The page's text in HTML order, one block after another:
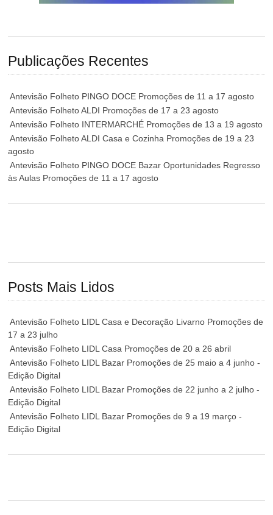
Publicações Recentes
Antevisão Folheto PINGO DOCE Promoções de 11 a 17 agosto
Antevisão Folheto ALDI Promoções de 17 a 23 agosto
Antevisão Folheto INTERMARCHÉ Promoções de 13 a 19 agosto
Antevisão Folheto ALDI Casa e Cozinha Promoções de 19 a 23
agosto
Antevisão Folheto PINGO DOCE Bazar Oportunidades Regresso
às Aulas Promoções de 11 a 17 agosto
Posts Mais Lidos
Antevisão Folheto LIDL Casa e Decoração Livarno Promoções de
17 a 23 julho
Antevisão Folheto LIDL Casa Promoções de 20 a 26 abril
Antevisão Folheto LIDL Bazar Promoções de 25 maio a 4 junho -
Edição Digital
Antevisão Folheto LIDL Bazar Promoções de 22 junho a 2 julho -
Edição Digital
Antevisão Folheto LIDL Bazar Promoções de 9 a 19 março -
Edição Digital